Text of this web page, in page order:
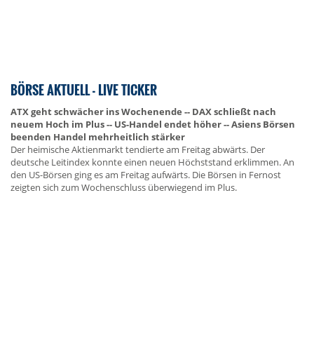
BÖRSE AKTUELL - LIVE TICKER
ATX geht schwächer ins Wochenende -- DAX schließt nach
neuem Hoch im Plus -- US-Handel endet höher -- Asiens Börsen
beenden Handel mehrheitlich stärker
Der heimische Aktienmarkt tendierte am Freitag abwärts. Der
deutsche Leitindex konnte einen neuen Höchststand erklimmen. An
den US-Börsen ging es am Freitag aufwärts. Die Börsen in Fernost
zeigten sich zum Wochenschluss überwiegend im Plus.